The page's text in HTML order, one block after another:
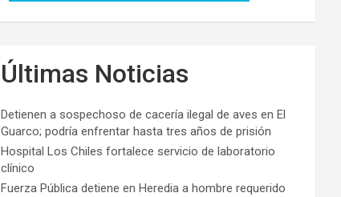
Últimas Noticias
Detienen a sospechoso de cacería ilegal de aves en El
Guarco; podría enfrentar hasta tres años de prisión
Hospital Los Chiles fortalece servicio de laboratorio
clínico
Fuerza Pública detiene en Heredia a hombre requerido